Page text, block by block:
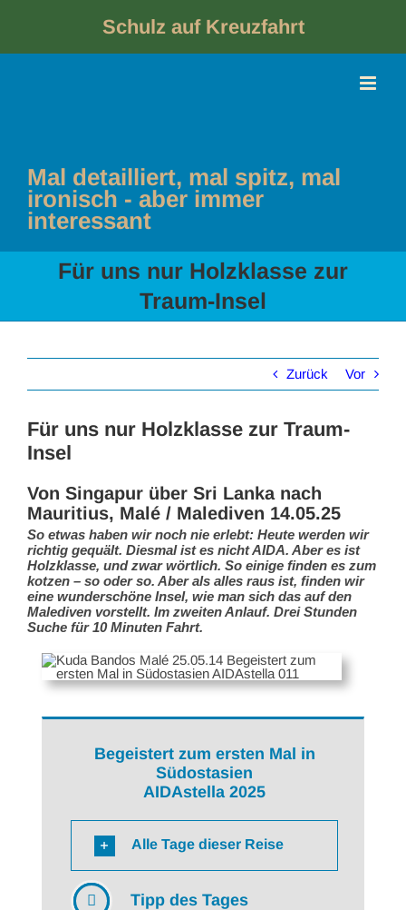
Schulz auf Kreuzfahrt
Mal detailliert, mal spitz, mal
ironisch - aber immer
interessant
Für uns nur Holzklasse zur
Traum-Insel
Zurück Vor
Für uns nur Holzklasse zur Traum-
Insel
Von Singapur über Sri Lanka nach
Mauritius, Malé / Malediven 14.05.25
So etwas haben wir noch nie erlebt: Heute werden wir
richtig gequält. Diesmal ist es nicht AIDA. Aber es ist
Holzklasse, und zwar wörtlich. So einige finden es zum
kotzen – so oder so. Aber als alles raus ist, finden wir
eine wunderschöne Insel, wie man sich das auf den
Malediven vorstellt. Im zweiten Anlauf. Drei Stunden
Suche für 10 Minuten Fahrt.
Begeistert zum ersten Mal in
Südostasien
AIDAstella 2025
Alle Tage dieser Reise
Tipp des Tages